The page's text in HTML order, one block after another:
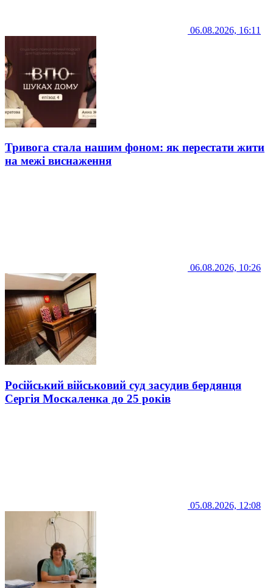
06.08.2026, 16:11
Тривога стала нашим фоном: як перестати жити
на межі виснаження
06.08.2026, 10:26
Російський військовий суд засудив бердянця
Сергія Москаленка до 25 років
05.08.2026, 12:08